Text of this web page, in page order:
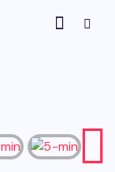
Contatti